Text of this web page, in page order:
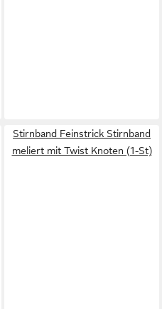
Stirnband Feinstrick Stirnband
meliert mit Twist Knoten (1-St)